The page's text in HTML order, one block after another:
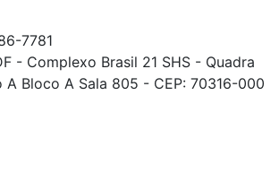
7781
- Complexo Brasil 21 SHS - Quadra
A Bloco A Sala 805 - CEP: 70316-000